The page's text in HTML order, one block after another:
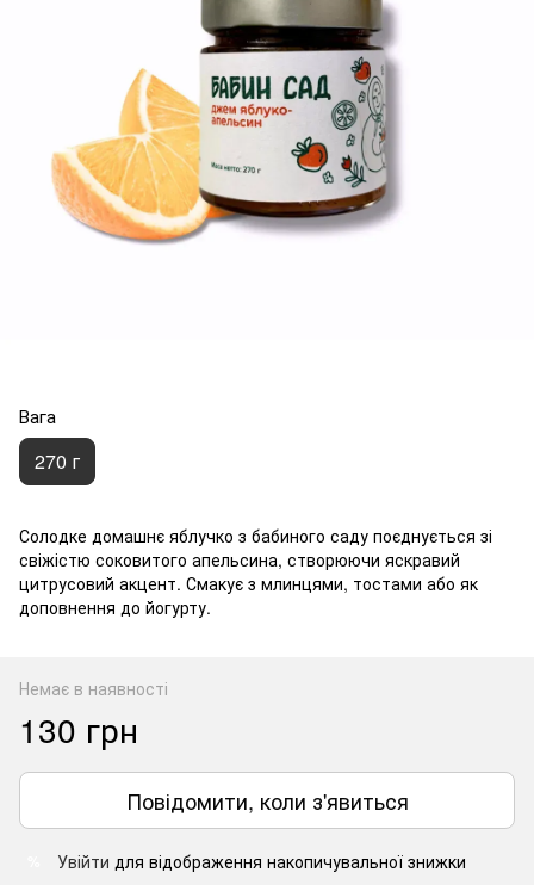
Вага
270 г
Солодке домашнє яблучко з бабиного саду поєднується зі
свіжістю соковитого апельсина, створюючи яскравий
цитрусовий акцент. Смакує з млинцями, тостами або як
доповнення до йогурту.
Немає в наявності
130 грн
Повідомити, коли з'явиться
Увійти для відображення накопичувальної знижки